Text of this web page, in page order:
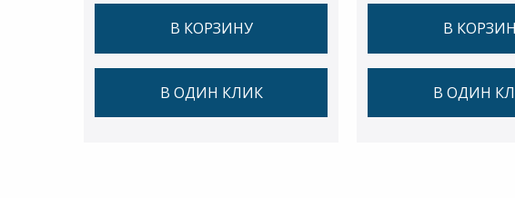
В КОРЗИНУ
В ОДИН КЛИК
В
В ОДИН